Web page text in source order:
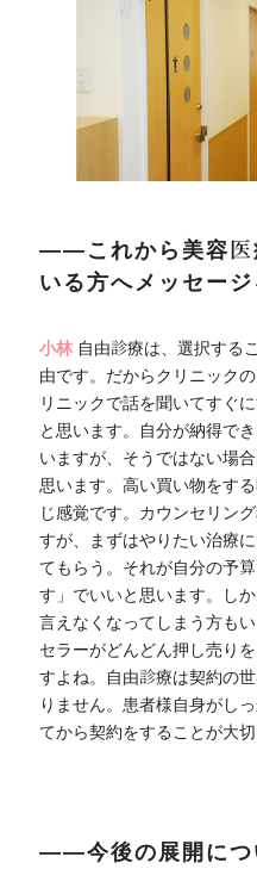
――これから美容医
いる方へメッセー
小林 自由診療は、選択する
由です。だからクリニック
リニックで話を聞いてすぐ
と思います。自分が納得で
いますが、そうではない場
思います。高い買い物をす
じ感覚です。カウンセリン
すが、まずはやりたい治療
てもらう。それが自分の予
す」でいいと思います。し
言えなくなってしまう方も
セラーがどんどん押し売り
すよね。自由診療は契約の
りません。患者様自身がし
てから契約をすることが大切
――今後の展開につ